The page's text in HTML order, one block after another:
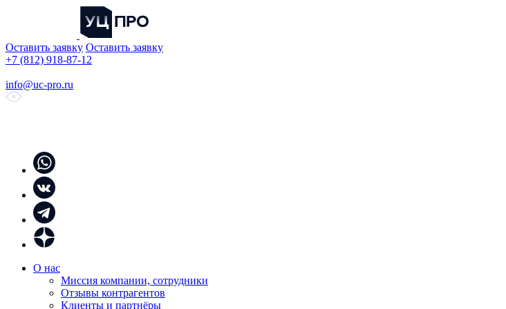
Оставить заявку Оставить заявку
+7 (812) 918-87-12
info@uc-pro.ru
О нас
Миссия компании, сотрудники
Отзывы контрагентов
Клиенты и партнёры